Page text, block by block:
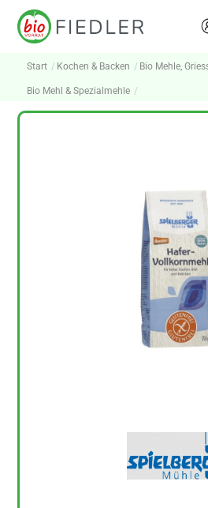
Skip
Start Kochen & Backen Bio Mehle,
Bio Mehl & Spezialmehle